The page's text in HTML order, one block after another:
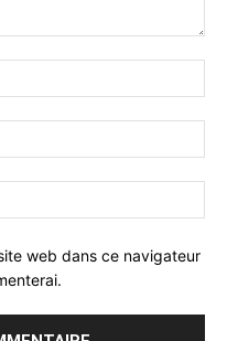
web dans ce navigateur